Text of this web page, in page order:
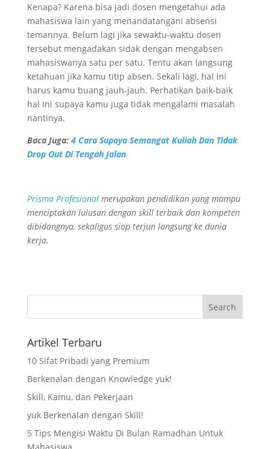
Kenapa? Karena bisa jadi dosen mengetahui ada
mahasiswa lain yang menandatangani absensi
temannya. Belum lagi jika sewaktu-waktu dosen
tersebut mengadakan sidak dengan mengabsen
mahasiswanya satu per satu. Tentu akan langsung
ketahuan jika kamu titip absen. Sekali lagi, hal ini
harus kamu buang jauh-jauh. Perhatikan baik-baik
hal ini supaya kamu juga tidak mengalami masalah
nantinya.
Baca Juga: 4 Cara Supaya Semangat Kuliah Dan Tidak
Drop Out Di Tengah Jalan
Prisma Profesionalmerupakan pendidikan yang mampu
menciptakan lulusan dengan skill terbaik dan kompeten
dibidangnya, sekaligus siap terjun langsung ke dunia
kerja.
Artikel Terbaru
10 Sifat Pribadi yang Premium
Berkenalan dengan Knowledge yuk!
Skill, Kamu, dan Pekerjaan
yuk Berkenalan dengan Skill!
5 Tips Mengisi Waktu Di Bulan Ramadhan Untuk